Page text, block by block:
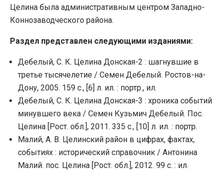
Целина была административным центром Западно-
Коннозаводческого района.
Раздел представлен следующими изданиями:
Дебелый, С. К. Целина Донская-2 : шагнувшие в
третье тысячелетие / Семен Дебелый. Ростов-на-
Дону, 2005. 159 с., [6] л. ил. : портр., ил.
Дебелый, С. К. Целина Донская-3 : хроника событий
минувшего века / Семен Кузьмич Дебелый. Пос.
Целина [Рост. обл.], 2011. 335 с., [10] л. ил. : портр.
Малий, А. В. Целинский район в цифрах, фактах,
событиях : исторический справочник / Антонина
Малий. пос. Целина [Рост. обл.], 2012. 99 с. : ил.